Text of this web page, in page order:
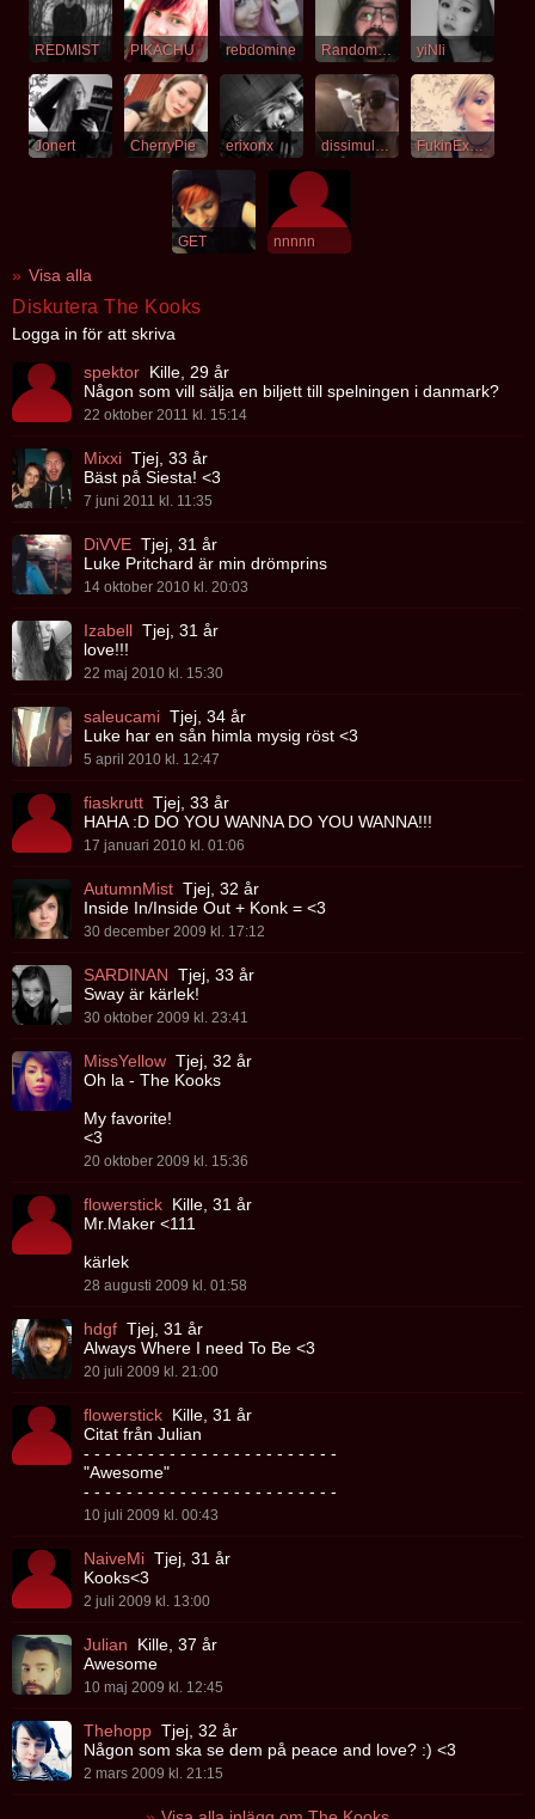
REDMIST PIKACHU rebdomine RandomBlackDude yiNli
Jonert CherryPie erixonx FukinExhale
GET nnnnn
Visa alla
Diskutera The Kooks
Logga in för att skriva
spektor Kille, 29 år
Någon som vill sälja en biljett till spelningen i danmark?
22 oktober 2011 kl. 15:14
Mixxi Tjej, 33 år
Bäst på Siesta! <3
7 juni 2011 kl. 11:35
DiVVE Tjej, 31 år
Luke Pritchard är min drömprins
14 oktober 2010 kl. 20:03
Izabell Tjej, 31 år
love!!!
22 maj 2010 kl. 15:30
saleucami Tjej, 34 år
Luke har en sån himla mysig röst <3
5 april 2010 kl. 12:47
fiaskrutt Tjej, 33 år
HAHA :D DO YOU WANNA DO YOU WANNA!!!
17 januari 2010 kl. 01:06
AutumnMist Tjej, 32 år
Inside In/Inside Out + Konk = <3
30 december 2009 kl. 17:12
SARDINAN Tjej, 33 år
Sway är kärlek!
30 oktober 2009 kl. 23:41
MissYellow Tjej, 32 år
Oh la - The Kooks
My favorite!
<3
20 oktober 2009 kl. 15:36
flowerstick Kille, 31 år
Mr.Maker <111
kärlek
28 augusti 2009 kl. 01:58
hdgf Tjej, 31 år
Always Where I need To Be <3
20 juli 2009 kl. 21:00
flowerstick Kille, 31 år
Citat från Julian
- - - - - - - - - - - - - - - - - - - - - - - -
"Awesome"
- - - - - - - - - - - - - - - - - - - - - - - -
10 juli 2009 kl. 00:43
NaiveMi Tjej, 31 år
Kooks<3
2 juli 2009 kl. 13:00
Julian
Kille, 37 år
Awesome
10 maj 2009 kl. 12:45
Thehopp Tjej, 32 år
Någon som ska se dem på peace and love? :) <3
2 mars 2009 kl. 21:15